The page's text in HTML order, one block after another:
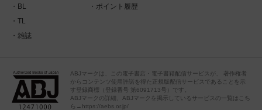
BL
TL
雑誌
ポイント履歴
ABJマークは、この電子書店・電子書籍配信サービスが、 著作権者
からコンテンツ使用許諾を得た正規版配信サービスであることを示
す登録商標（登録番号 第6091713号）です。
ABJマークの詳細、ABJマークを掲示しているサービスの一覧はこち
ら→https://aebs.or.jp/